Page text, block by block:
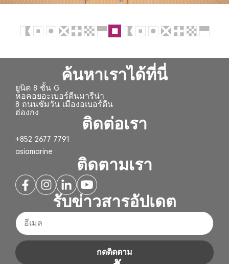
ค้นหาเราได้ที่นี่
ยูนิต 8 ชั้น G
หอคอยอะเบอร์ดีนมารีน่า
8 ถนนชัมวัน เมืองอเบอร์ดีน
ฮ่องกง
ติดต่อเรา
+852 2677 7791
asiamarine
ติดตามเรา
รับข่าวสารอัปเดต
กดติดตาม